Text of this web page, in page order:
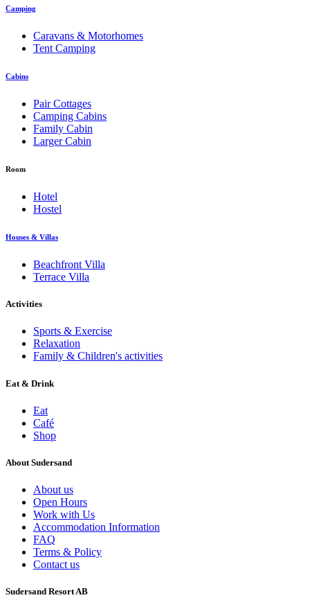
Camping
Caravans & Motorhomes
Tent Camping
Cabins
Pair Cottages
Camping Cabins
Family Cabin
Larger Cabin
Room
Hotel
Hostel
Houses & Villas
Beachfront Villa
Terrace Villa
Activities
Sports & Exercise
Relaxation
Family & Children's activities
Eat & Drink
Eat
Café
Shop
About Sudersand
About us
Open Hours
Work with Us
Accommodation Information
FAQ
Terms & Policy
Contact us
Sudersand Resort AB